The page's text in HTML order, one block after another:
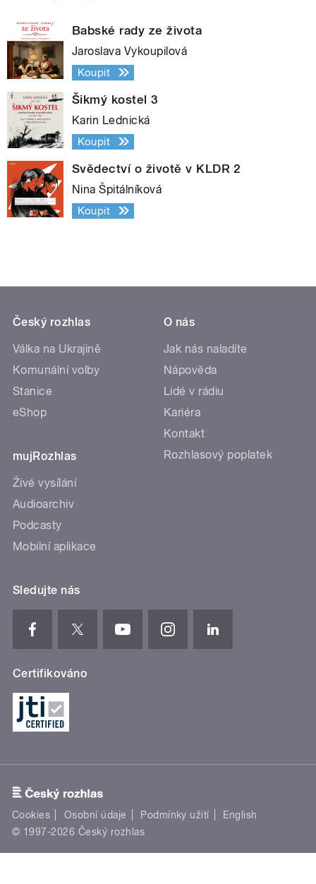
Babské rady ze života
Jaroslava Vykoupilová
Koupit
Šikmý kostel 3
Karin Lednická
Koupit
Svědectví o životě v KLDR 2
Nina Špitálníková
Koupit
Český rozhlas
Válka na Ukrajině
Komunální volby
Stanice
eShop
mujRozhlas
Živé vysílání
Audioarchiv
Podcasty
Mobilní aplikace
O nás
Jak nás naladíte
Nápověda
Lidé v rádiu
Kariéra
Kontakt
Rozhlasový poplatek
Sledujte nás
Certifikováno
Cookies Osobní údaje Podmínky užití
English
© 1997-2026 Český rozhlas